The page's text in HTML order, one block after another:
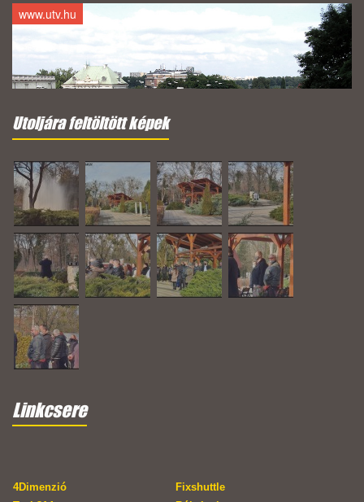
www.utv.hu
Utoljára feltöltött képek
Linkcsere
4Dimenzió
Fixshuttle